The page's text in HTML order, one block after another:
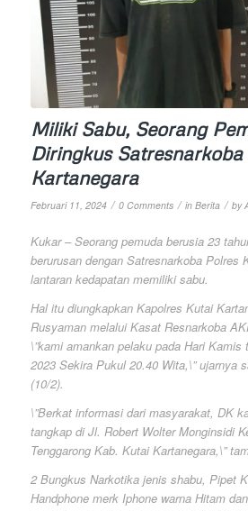
Miliki Sabu, Seorang
Diringkus
Kartanegara
Februari 11, 2024 / 0 Comments / in Berita / by
Kukar – Seorang pemuda berusia 23
berurusan dengan Satresnarkoba Polres
lantaran kedapatan memiliki sabu.
Hal itu diungkapkan Kapolres Kutai
Rusyaman melalui Kasat Resnarkoba
\”kami amankan pelaku pada Hari Kamis
2023 Sekira Pukul 20.40 Wita,\” ujarnya
(10/2).
\”Berkat informasi dari masyarakat, DK
tangkap di Jl. Robert Wolter Monginsidi
Tenggarong Kab. Kutai Kartanegara,\”
2 Bungkus Narkotika jenis shabu, Pipet
Handphone merk Iphone warna Hitam